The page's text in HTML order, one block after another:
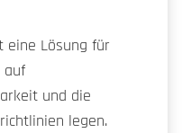
eine Lösung für
auf
und die
legen.